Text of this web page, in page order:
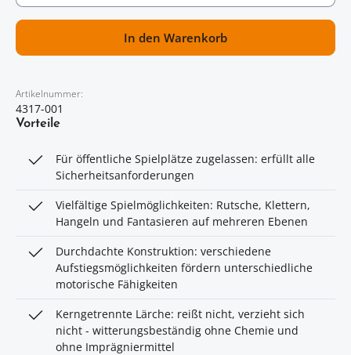
In den Warenkorb
Artikelnummer:
4317-001
Vorteile
Für öffentliche Spielplätze zugelassen: erfüllt alle
Sicherheitsanforderungen
Vielfältige Spielmöglichkeiten: Rutsche, Klettern,
Hangeln und Fantasieren auf mehreren Ebenen
Durchdachte Konstruktion: verschiedene
Aufstiegsmöglichkeiten fördern unterschiedliche
motorische Fähigkeiten
Kerngetrennte Lärche: reißt nicht, verzieht sich
nicht - witterungsbeständig ohne Chemie und
ohne Imprägniermittel